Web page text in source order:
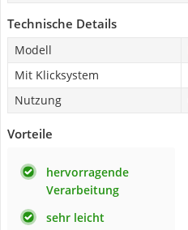
Technische Details
Modell
Mit Klicksystem
Nutzung
Vorteile
hervorragende
Verarbeitung
sehr leicht